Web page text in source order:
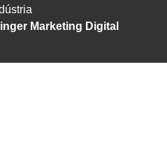
Marketing Digital